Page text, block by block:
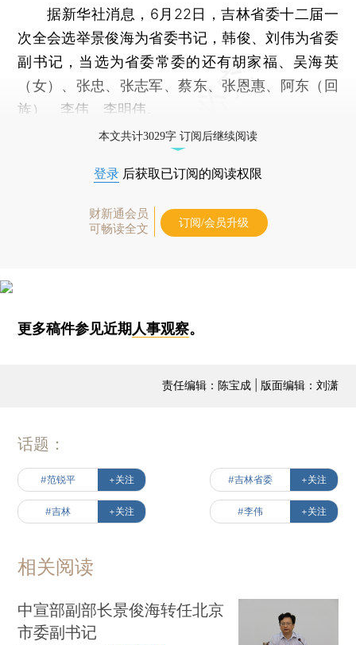
据新华社消息，6月22日，吉林省委十二届一
次全会选举景俊海为省委书记，韩俊、刘伟为省委
副书记，当选为省委常委的还有胡家福、吴海英
（女）、张忠、张志军、蔡东、张恩惠、阿东（回
族）、李伟、李明伟。
本文共计3029字 订阅后继续阅读
登录 后获取已订阅的阅读权限
财新通会员
可畅读全文
订阅/会员升级
更多稿件参见近期人事观察。
责任编辑：陈宝成 | 版面编辑：刘潇
话题：
#范锐平 +关注 #吉林省委 +关注
#吉林 +关注 #李伟 +关注
相关阅读
中宣部副部长景俊海转任北京
市委副书记